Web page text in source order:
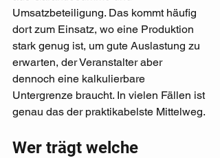
Umsatzbeteiligung. Das kommt häufig
dort zum Einsatz, wo eine Produktion
stark genug ist, um gute Auslastung zu
erwarten, der Veranstalter aber
dennoch eine kalkulierbare
Untergrenze braucht. In vielen Fällen ist
genau das der praktikabelste Mittelweg.
Wer trägt welche